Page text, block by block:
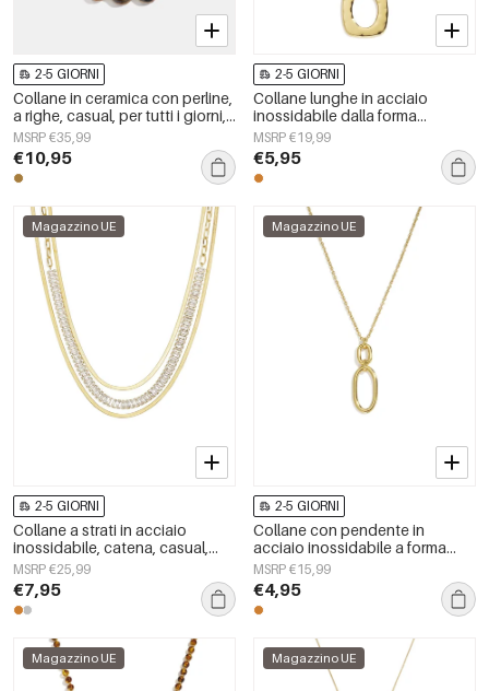
2-5 GIORNI
Collane in ceramica con perline,
a righe, casual, per tutti i giorni,
semplici, gioielli da donna
MSRP €35,99
€10,95
2-5 GIORNI
Collane lunghe in acciaio
inossidabile dalla forma
geometrica, semplici, della serie
Simple, perfette per tutti i giorni.
Gioielli da donna.
MSRP €19,99
€5,95
Magazzino UE
2-5 GIORNI
Collane a strati in acciaio
inossidabile, catena, casual,
quotidiane, semplici, serie da
donna, gioielli
MSRP €25,99
€7,95
Magazzino UE
2-5 GIORNI
Collane con pendente in
acciaio inossidabile a forma
ellittica, semplici, della serie
Simple Daily, gioielli da donna.
MSRP €15,99
€4,95
Magazzino UE Magazzino UE